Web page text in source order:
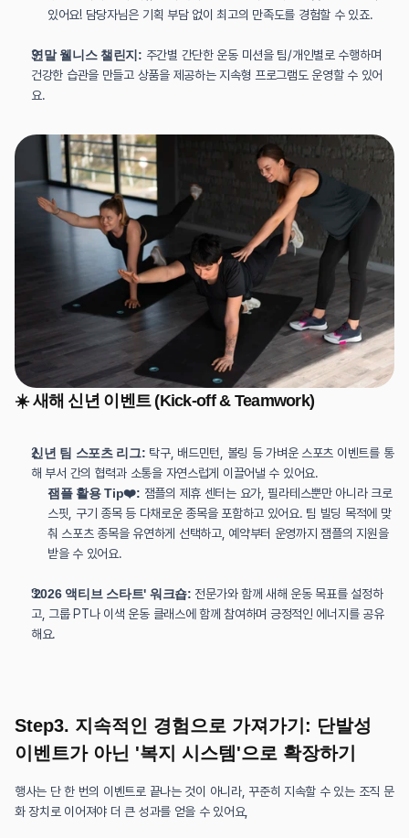
있어요! 담당자님은 기획 부담 없이 최고의 만족도를 경험할 수 있죠.
연말 웰니스 챌린지: 주간별 간단한 운동 미션을 팀/개인별로 수행하며
건강한 습관을 만들고 상품을 제공하는 지속형 프로그램도 운영할 수 있어
요.
☀️ 새해 신년 이벤트 (Kick-off & Teamwork)
신년 팀 스포츠 리그: 탁구, 배드민턴, 볼링 등 가벼운 스포츠 이벤트를 통
해 부서 간의 협력과 소통을 자연스럽게 이끌어낼 수 있어요.
잼플 활용 Tip❤️: 잼플의 제휴 센터는 요가, 필라테스뿐만 아니라 크로
스핏, 구기 종목 등 다채로운 종목을 포함하고 있어요. 팀 빌딩 목적에 맞
춰 스포츠 종목을 유연하게 선택하고, 예약부터 운영까지 잼플의 지원을
받을 수 있어요.
'2026 액티브 스타트' 워크숍: 전문가와 함께 새해 운동 목표를 설정하
고, 그룹 PT나 이색 운동 클래스에 함께 참여하며 긍정적인 에너지를 공유
해요.
Step3. 지속적인 경험으로 가져가기: 단발성
이벤트가 아닌 '복지 시스템'으로 확장하기
행사는 단 한 번의 이벤트로 끝나는 것이 아니라, 꾸준히 지속할 수 있는 조직 문
화 장치로 이어져야 더 큰 성과를 얻을 수 있어요,